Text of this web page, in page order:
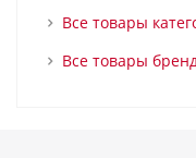
Все товары
Все товары